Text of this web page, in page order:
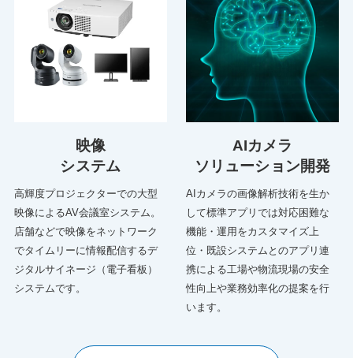
映像
システム
高輝度プロジェクターでの大型
映像によるAV会議室システム。
店舗などで映像をネットワーク
でタイムリーに情報配信するデ
ジタルサイネージ（電子看板）
システムです。
AIカメラ
ソリューション開発
AIカメラの画像解析技術を生か
して標準アプリでは対応困難な
機能・運用をカスタマイズ上
位・既設システムとのアプリ連
携による工場や物流現場の安全
性向上や業務効率化の提案を行
います。